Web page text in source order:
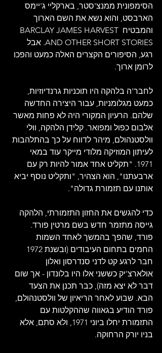
הסימפונית ממנצ'סטר, בארקליי ג'יימס
הארבסט, והוא נשא את השם הארוך
והמבטיח BARCLAY JAMES HARVEST
AND OTHER SHORT STORIES. אבל
רגע, הסיפורים הקצרים האלה כמעט והפכו
לרומן ארוך.
לחבר'ה בלהקה היו תוכניות גרנדיוזיות,
כמעט מגלומניות, עבור היצירה החדשה
שלהם. הרעיון המקורי היה לא פחות מאשר
אלבום כפול ומפואר. קלידן הלהקה, וולי
וולסטנהולם, מיהר לדווח על כך בהתלהבות
לעיתון המוזיקה מלודי מייקר עוד במאי
1971. "תקליט אחד אמור להיות רק עם
ארבעתנו", הוא הצהיר, "ותקליט נוסף יביא
אותנו עם תזמורת גדולה".
כדי להגשים את החזון התזמורתי, הלהקה
גייסה מתזמר חדש בשם מרטין פורד.
פורד, שהפך בהמשך לאחד השמות
חבר לרגע קט לדני סנדרסון ואלון
אולארצ'יק כששני אלו היו בלונדון - אך שום
דבר לא יצא מזה), כבר תכנן את הצעד
הבא. שבוע לאחר הריאיון של וולסטנהולם,
פורד הודיע בגאווה שההקלטות עם
התזמורת יחלו ביוני 1971, ולא סתם, אלא
בניו יורק הרחוקה.